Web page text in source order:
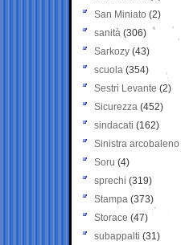
San Miniato (2)
sanità (306)
Sarkozy (43)
scuola (354)
Sestri Levante (2)
Sicurezza (452)
sindacati (162)
Sinistra arcobaleno
Soru (4)
sprechi (319)
Stampa (373)
Storace (47)
subappalti (31)